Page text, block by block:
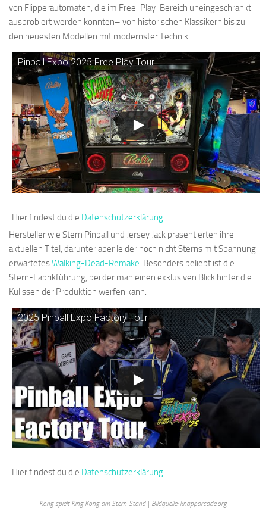
von Flipperautomaten, die im Free-Play-Bereich uneingeschränkt
ausprobiert werden konnten– von historischen Klassikern bis zu
den neuesten Modellen mit modernster Technik.
Pinball Expo 2025 Free Play Tour
Hier findest du die Datenschutzerklärung
Hersteller wie Stern Pinball und Jersey Jack präsentierten ihre
aktuellen Titel, darunter aber leider noch nicht Sterns mit Spannung
erwartetesWalking-Dead-Remake . Besonders beliebt ist die
Stern-Fabrikführung, bei der man einen exklusiven Blick hinter die
Kulissen der Produktion werfen kann.
2025 Pinball Expo Factory Tour
Hier findest du die Datenschutzerklärung.
Kong spielt King Kong am Stern-Stand | Bildquelle: knapparcade.org